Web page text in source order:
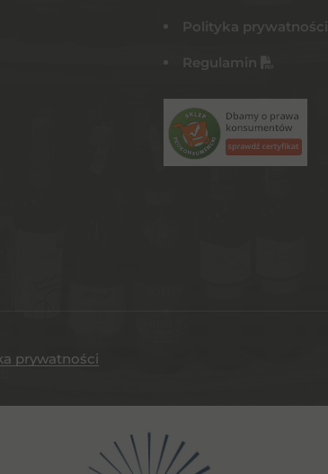
Polityka prywatności
Regulamin
prywatności